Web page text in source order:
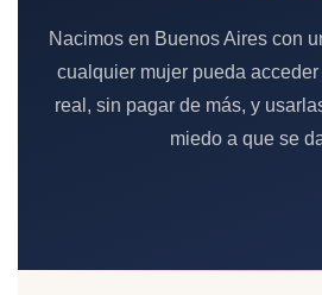
Nacimos en Buenos Aires con
cualquier mujer pueda
real, sin pagar de más, y
miedo a que se